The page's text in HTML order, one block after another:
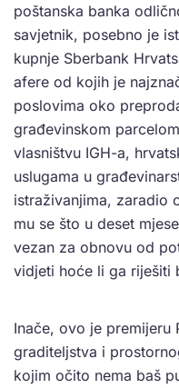
poštanska banka
savjetnik, posebno je
kupnje Sberbank
afere od kojih je
poslovima oko
građevinskom
vlasništvu IGH-a,
uslugama u
istraživanjima, zaradio
mu se što u deset
vezan za obnovu od
vidjeti hoće li ga riješiti
Inače, ovo je premijeru
graditeljstva i
kojim očito nema baš